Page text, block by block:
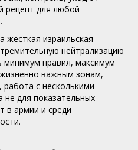
рецепт для любой
жесткая израильская
нейтрализацию
минимум правил, максимум
важным зонам,
с несколькими
для показательных
в армии и среди